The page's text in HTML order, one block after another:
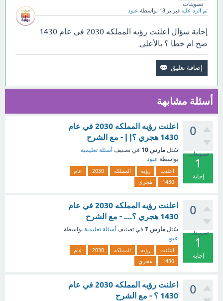
تصويتات
تم الرد عليه فبراير 18 بواسطة عبود
إجابة سؤال اعلنت رؤيه المملكه 2030 في عام 1430
صح ام خطا ؟ بالأعلى.
أسئلة مشابهة
0
تصويتات
1
إجابة
اعلنت رؤيه المملكه 2030 في عام
1430 هجري ؟| | - مع الشرح
سُئل مارس 10 في تصنيف أسئلة تعليمية
بواسطة عبود
اعلنت رؤيه المملكه 2030
عام
1430
هجري
0
تصويتات
1
إجابة
اعلنت رؤيه المملكه 2030 في عام
1430 هجري ؟.... - مع الشرح
سُئل مارس 7 في تصنيف أسئلة تعليمية بواسطة
عبود
اعلنت رؤيه المملكه 2030
عام
1430
هجري
0
اعلنت رؤيه المملكه 2030 في عام
1430 ؟ - مع الشرح